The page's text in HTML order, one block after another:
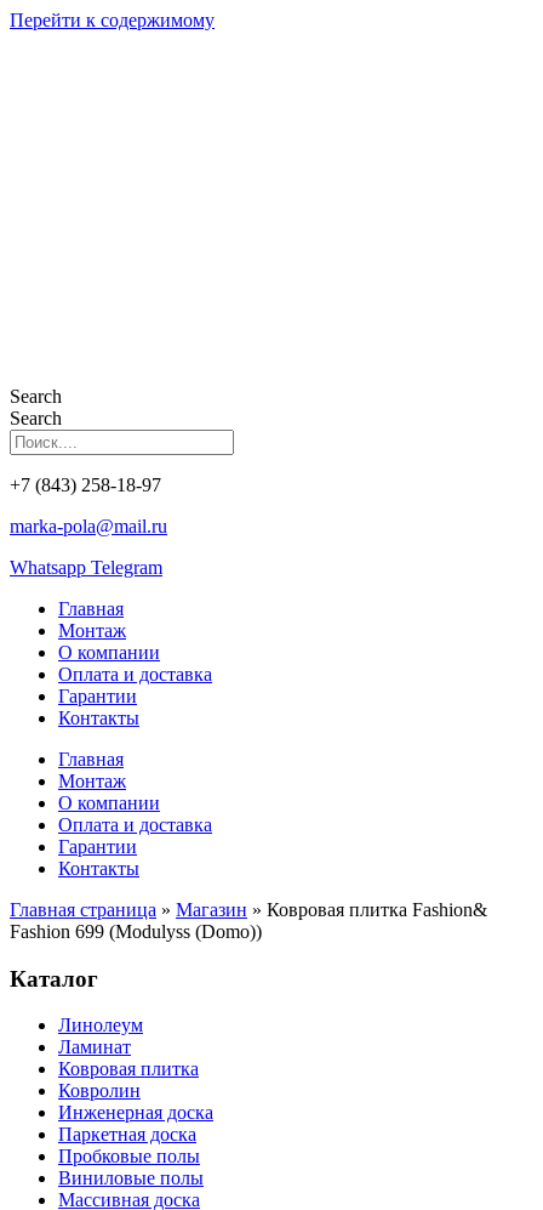
Перейти к содержимому
Search
Search
+7 (843) 258-18-97
marka-pola@mail.ru
Whatsapp Telegram
Главная
Монтаж
О компании
Оплата и доставка
Гарантии
Контакты
Главная
Монтаж
О компании
Оплата и доставка
Гарантии
Контакты
Главная страница » Магазин » Ковровая плитка Fashion&
Fashion 699 (Modulyss (Domo))
Каталог
Линолеум
Ламинат
Ковровая плитка
Ковролин
Инженерная доска
Паркетная доска
Пробковые полы
Виниловые полы
Массивная доска